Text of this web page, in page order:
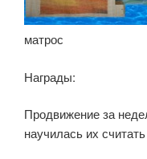
матрос
Награды:
Продвижение за
научилась их